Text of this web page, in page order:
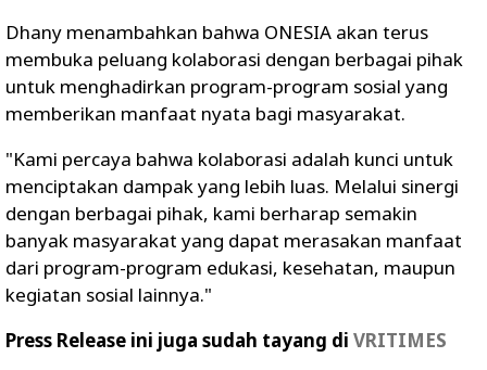
Dhany menambahkan bahwa ONESIA akan terus
membuka peluang kolaborasi dengan berbagai pihak
untuk menghadirkan program-program sosial yang
memberikan manfaat nyata bagi masyarakat.
"Kami percaya bahwa kolaborasi adalah kunci untuk
menciptakan dampak yang lebih luas. Melalui sinergi
dengan berbagai pihak, kami berharap semakin
banyak masyarakat yang dapat merasakan manfaat
dari program-program edukasi, kesehatan, maupun
kegiatan sosial lainnya."
Press Release ini juga sudah tayang di VRITIMES